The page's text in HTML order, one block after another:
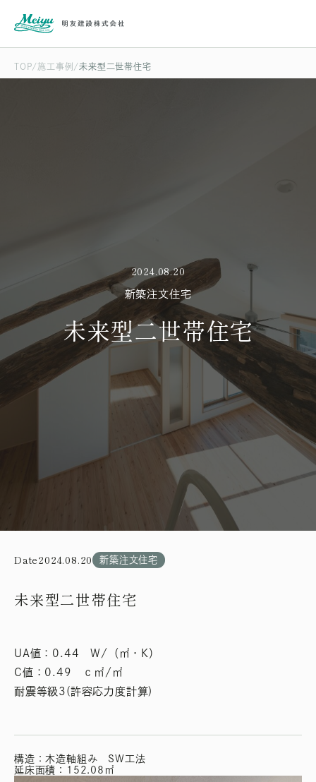
TOP 施工事例 未来型二世帯住宅
2024.08.20
新築注文住宅
未来型二世帯住宅
Date2024.08.20 新築注文住宅
未来型二世帯住宅
UA値：0.44 W/（㎡・K）
C値：0.49 ｃ㎡/㎡
耐震等級3(許容応力度計算)
構造：木造軸組み SW工法
延床面積：152.08㎡